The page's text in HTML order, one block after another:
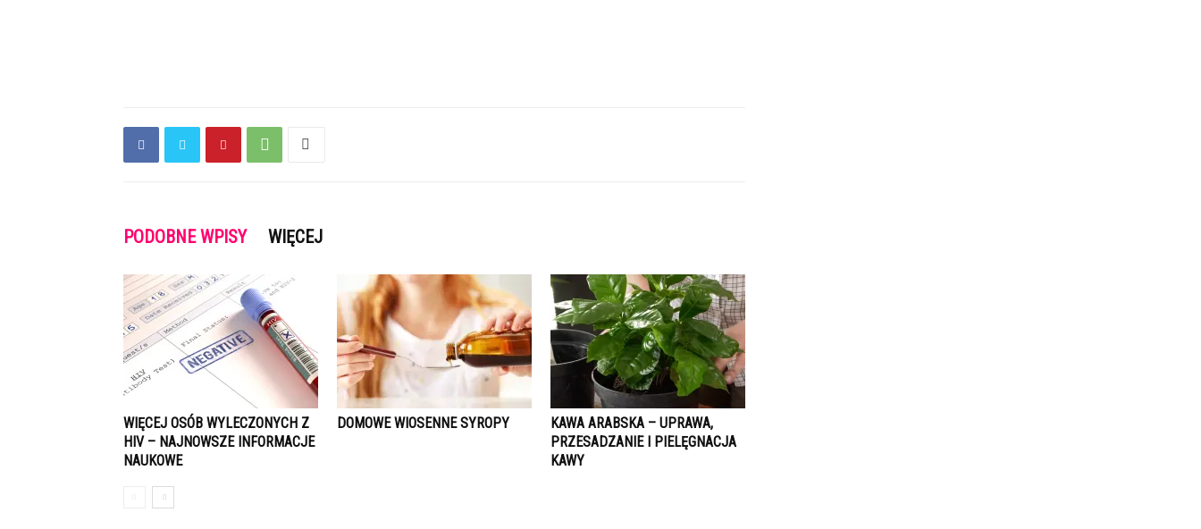
PODOBNE WPISY WIĘCEJ
WIĘCEJ OSÓB WYLECZONYCH Z
HIV – NAJNOWSZE INFORMACJE
NAUKOWE
DOMOWE WIOSENNE SYROPY
KAWA ARABSKA – UPRAWA,
PRZESADZANIE I PIELĘGNACJA
KAWY